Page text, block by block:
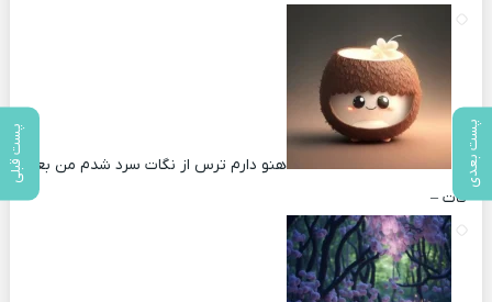
پست بعدی پست قبلی
هنو دارم ترس از نگات سرد شدم من بعد
کات –